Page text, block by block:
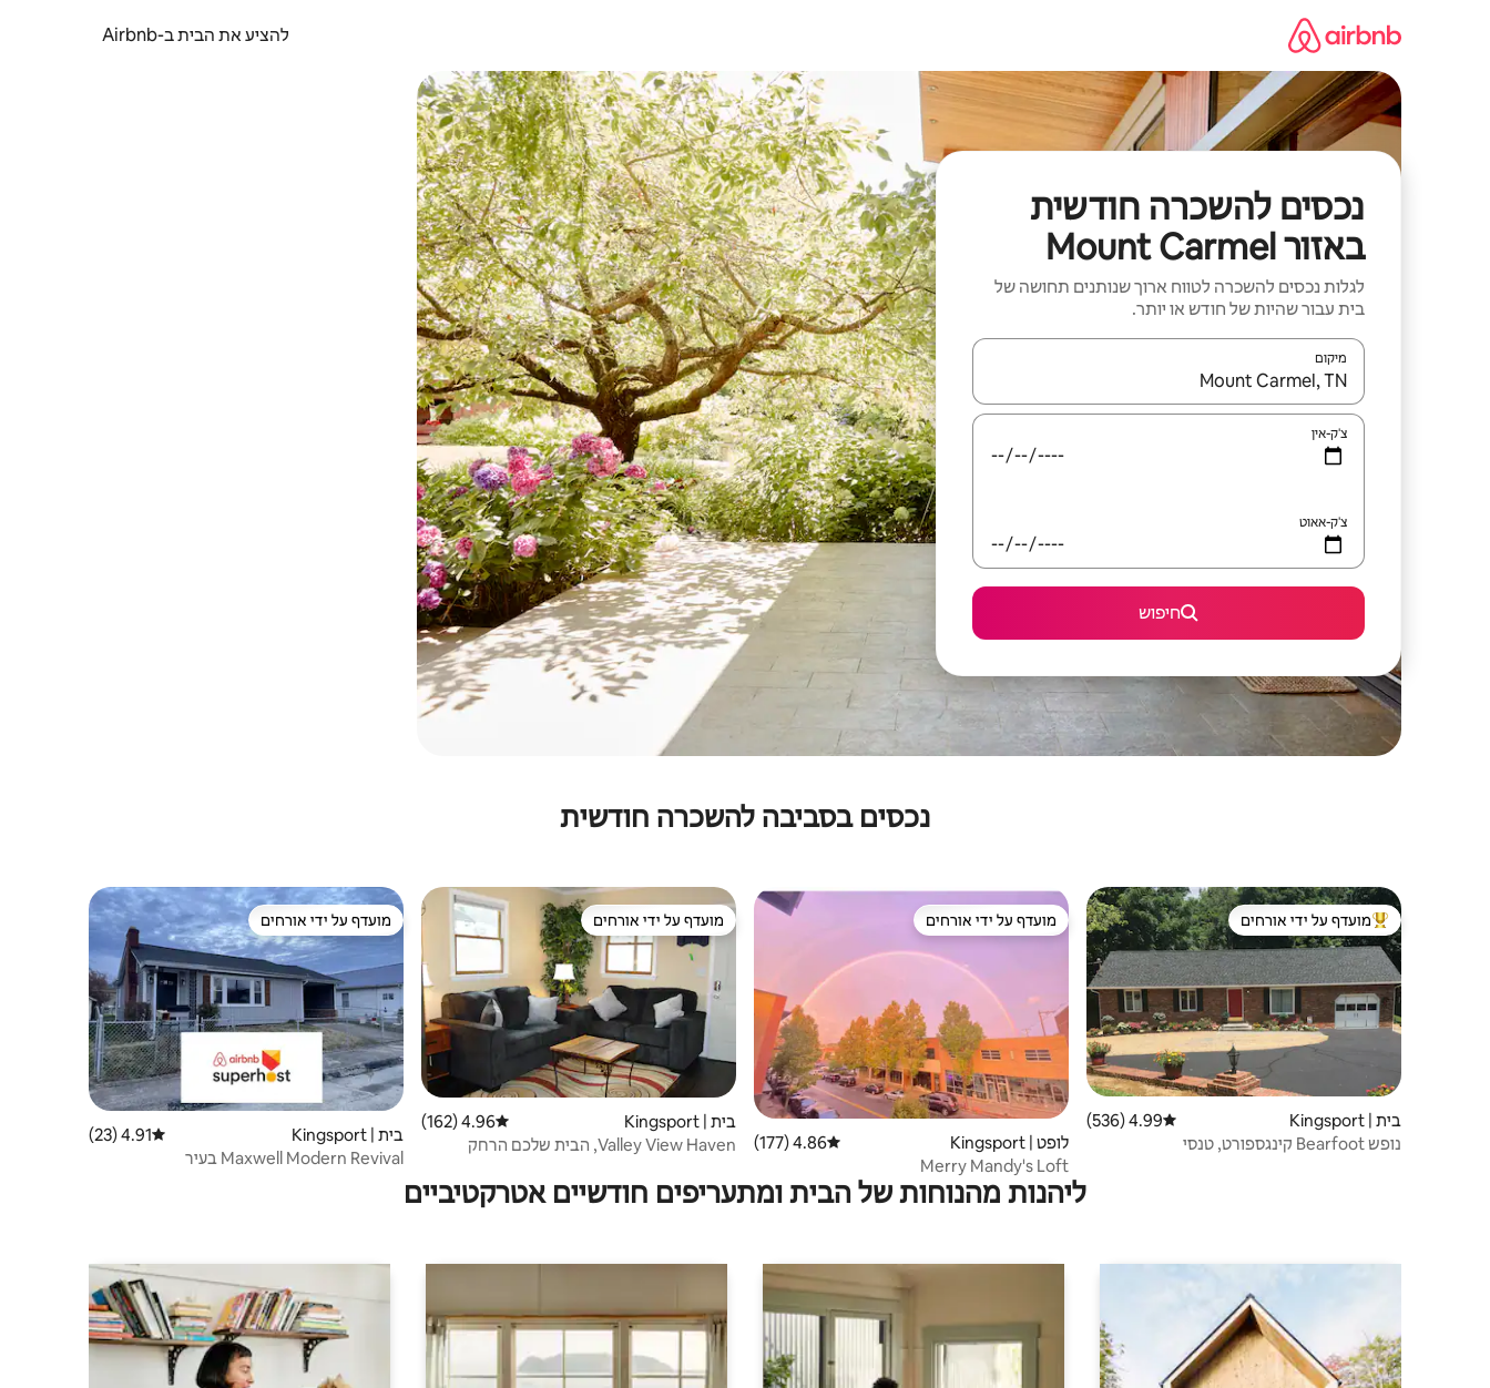
להציע את הבית ב-Airbnb
נכסים להשכרה חודשית
באזור Mount Carmel
לגלות נכסים להשכרה לטווח ארוך שנותנים תחושה של
בית עבור שהיות של חודש או יותר.
מיקום
כאשר התוצאות יהיו זמינות, יש לנווט עם מקשי החיצים למעלה ולמטה או לעיין בעזרת תנועות מגע או החלקה.
צ'ק-אין
צ'ק-אאוט
חיפוש
נכסים בסביבה להשכרה חודשית
מוביל בקרב נכסים מועדפים על ידי אורחים
מועדף על ידי אורחים
בית | Kingsport דירוג ממוצע של 4.99 מתוך 5, 536 ביקורות
4.99 (536)
נופש Bearfoot קינגספורט, טנסי
מועדף על ידי אורחים
מועדף על ידי אורחים
לופט | Kingsport דירוג ממוצע של 4.86 מתוך 5, 177 ביקורות
4.86 (177)
Merry Mandy's Loft
מועדף על ידי אורחים
מועדף על ידי אורחים
בית | Kingsport דירוג ממוצע של 4.96 מתוך 5, 162 ביקורות
4.96 (162)
Valley View Haven, הבית שלכם הרחק
מועדף על ידי אורחים
מועדף על ידי אורחים
בית | Kingsport דירוג ממוצע של 4.91 מתוך 5, 23 ביקורות
4.91 (23)
Maxwell Modern Revival בעיר
ליהנות מהנוחות של הבית ומתעריפים חודשיים אטרקטיביים